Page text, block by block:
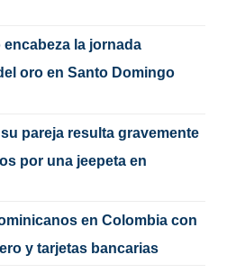
encabeza la jornada
oro en Santo Domingo
pareja resulta gravemente
por una jeepeta en
en Colombia con
y tarjetas bancarias